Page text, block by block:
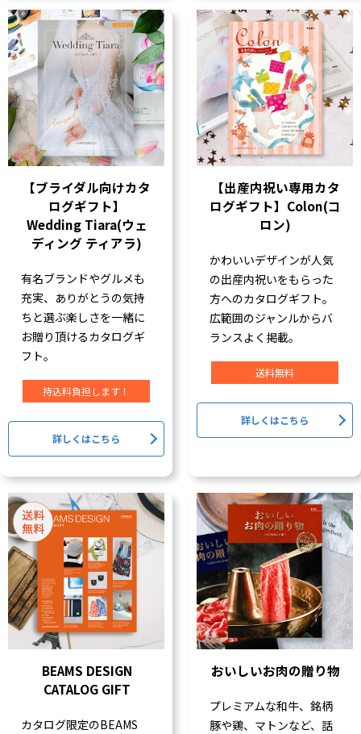
【ブライダル向けカタ
ログギフト】
Wedding Tiara(ウェ
ディング ティアラ)
有名ブランドやグルメも
充実、ありがとうの気持
ちと選ぶ楽しさを一緒に
お贈り頂けるカタログギ
フト。
持込料負担します！
詳しくはこちら
【出産内祝い専用カタ
ログギフト】Colon(コ
ロン)
かわいいデザインが人気
の出産内祝いをもらった
方へのカタログギフト。
広範囲のジャンルからバ
ランスよく掲載。
送料無料
詳しくはこちら
BEAMS DESIGN
CATALOG GIFT
カタログ限定のBEAMS
おいしいお肉の贈り物
プレミアムな和牛、銘柄
豚や鶏、マトンなど、話